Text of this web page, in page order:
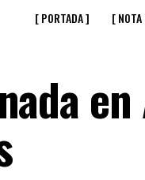
[ PORTADA ] [ NOTA
en